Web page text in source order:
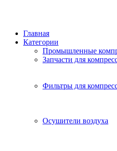
Главная
Категории
Промышленные
Запчасти для
Фильтры для
Осушители воздуха